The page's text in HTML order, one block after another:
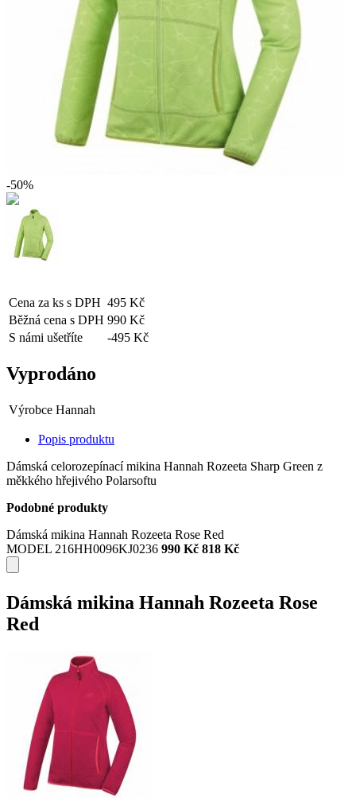
-50%
Cena za ks s DPH 495 Kč
Běžná cena s DPH 990 Kč
S námi ušetříte
-495 Kč
Vyprodáno
Výrobce Hannah
Popis produktu
Dámská celorozepínací mikina Hannah Rozeeta Sharp Green z
měkkého hřejivého Polarsoftu
Podobné produkty
Dámská mikina Hannah Rozeeta Rose Red
MODEL 216HH0096KJ0236 990 Kč 818 Kč
Dámská mikina Hannah Rozeeta Rose
Red